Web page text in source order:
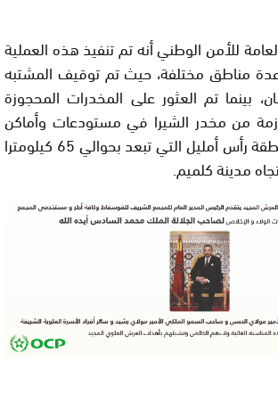
للأمن الوطني أنه تم تنفيذ هذه العملية
مناطق مختلفة، حيث تم توقيف المشتبه
بينما تم العثور على المخدرات المحجوزة
في 186 رزمة من مخدر الشيرا في مستودعات وأماكن
متفرقة بضواحي منطقة رأس أمليل التي تبعد بحوالي 65 كيلومترا
مدينة كلميم.